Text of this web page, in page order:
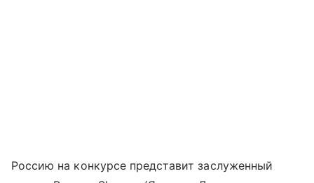
Россию на конкурсе представит заслуженный